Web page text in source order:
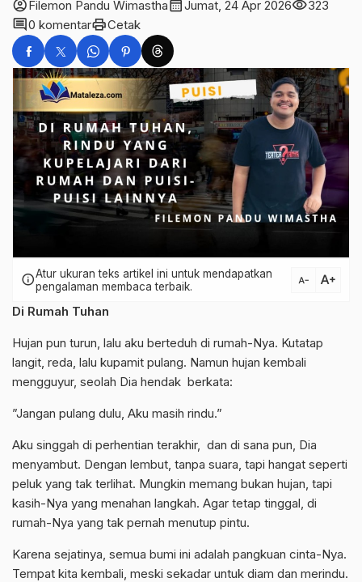
account_circleFilemon Pandu Wimasthacalendar_monthJumat, 24 Apr 2026visibility323
comment0 komentarprintCetak
infoAtur ukuran teks artikel ini untuk mendapatkan
pengalaman membaca terbaik.
text_decrease text_increase
Di Rumah Tuhan
Hujan pun turun, lalu aku berteduh di rumah-Nya. Kutatap
langit, reda, lalu kupamit pulang. Namun hujan kembali
mengguyur, seolah Dia hendak berkata:
”Jangan pulang dulu, Aku masih rindu.”
Aku singgah di perhentian terakhir, dan di sana pun, Dia
menyambut. Dengan lembut, tanpa suara, tapi hangat seperti
peluk yang tak terlihat. Mungkin memang bukan hujan, tapi
kasih-Nya yang menahan langkah. Agar tetap tinggal, di
rumah-Nya yang tak pernah menutup pintu.
Karena sejatinya, semua bumi ini adalah pangkuan cinta-Nya.
Tempat kita kembali, meski sekadar untuk diam dan merindu.